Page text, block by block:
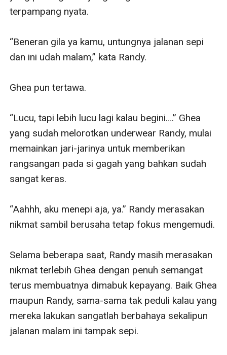
terpampang nyata.
“Beneran gila ya kamu, untungnya jalanan sepi
dan ini udah malam,” kata Randy.
Ghea pun tertawa.
“Lucu, tapi lebih lucu lagi kalau begini….” Ghea
yang sudah melorotkan underwear Randy, mulai
memainkan jari-jarinya untuk memberikan
rangsangan pada si gagah yang bahkan sudah
sangat keras.
“Aahhh, aku menepi aja, ya.” Randy merasakan
nikmat sambil berusaha tetap fokus mengemudi.
Selama beberapa saat, Randy masih merasakan
nikmat terlebih Ghea dengan penuh semangat
terus membuatnya dimabuk kepayang. Baik Ghea
maupun Randy, sama-sama tak peduli kalau yang
mereka lakukan sangatlah berbahaya sekalipun
jalanan malam ini tampak sepi.